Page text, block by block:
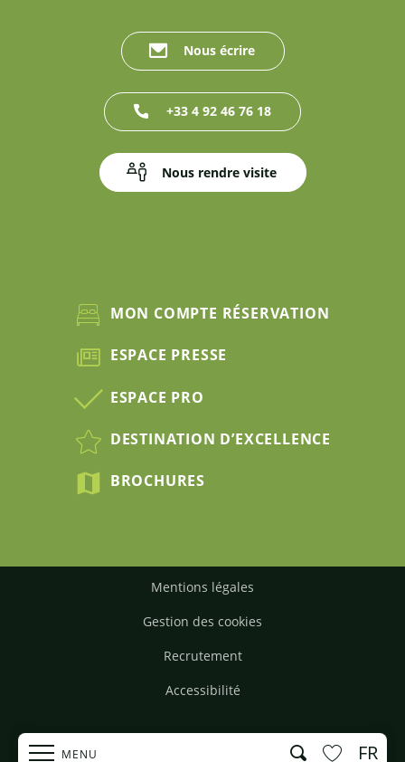
MENU Recherche FR
Nous écrire
+33 4 92 46 76 18
Nous rendre visite
MON COMPTE RÉSERVATION
ESPACE PRESSE
ESPACE PRO
DESTINATION D’EXCELLENCE
BROCHURES
Mentions légales
Gestion des cookies
Recrutement
Accessibilité